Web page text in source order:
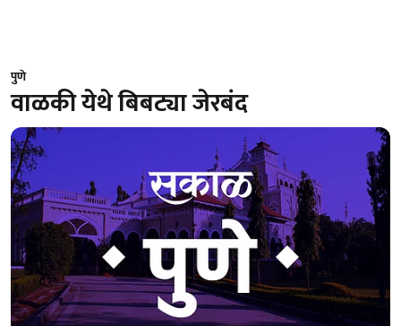
पुणे
वाळकी येथे बिबट्या जेरबंद